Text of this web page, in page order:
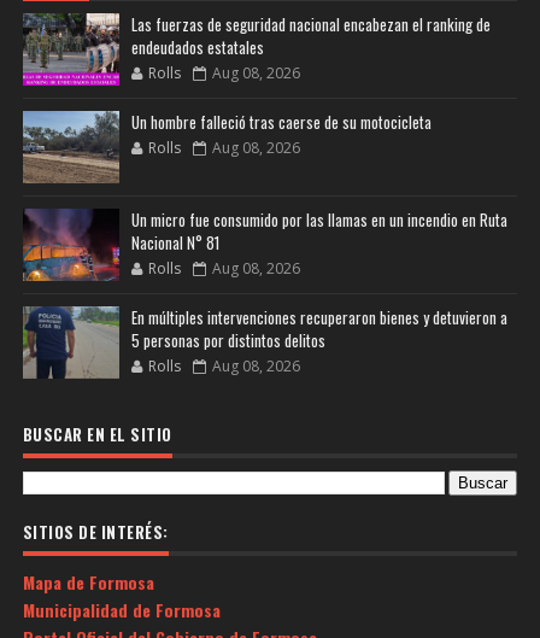
Las fuerzas de seguridad nacional encabezan el ranking de
endeudados estatales
Rolls Aug 08, 2026
Un hombre falleció tras caerse de su motocicleta
Rolls Aug 08, 2026
Un micro fue consumido por las llamas en un incendio en Ruta
Nacional N° 81
Rolls Aug 08, 2026
En múltiples intervenciones recuperaron bienes y detuvieron a
5 personas por distintos delitos
Rolls Aug 08, 2026
BUSCAR EN EL SITIO
SITIOS DE INTERÉS:
Mapa de Formosa
Municipalidad de Formosa